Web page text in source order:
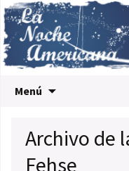
Menú
Archivo de
Fehse